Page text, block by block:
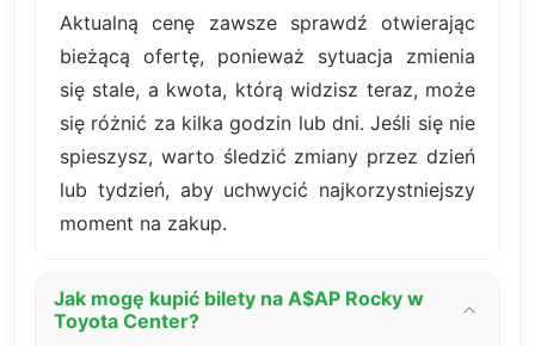
Aktualną cenę zawsze sprawdź otwierając
bieżącą ofertę, ponieważ sytuacja zmienia
się stale, a kwota, którą widzisz teraz, może
się różnić za kilka godzin lub dni. Jeśli się nie
spieszysz, warto śledzić zmiany przez dzień
lub tydzień, aby uchwycić najkorzystniejszy
moment na zakup.
Jak mogę kupić bilety na A$AP Rocky w
Toyota Center?